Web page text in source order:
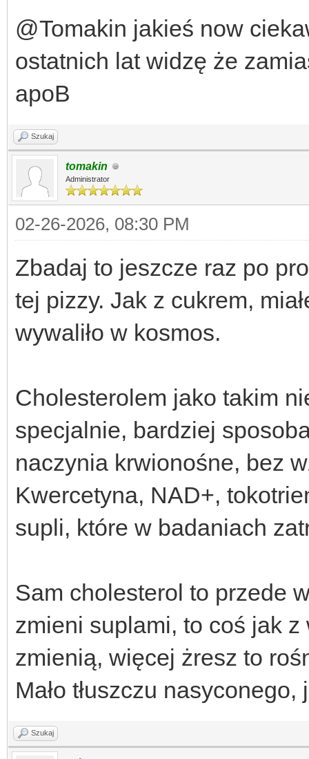
@Tomakin jakieś now
ostatnich lat widzę że
apoB
Szukaj
tomakin
Administrator
02-26-2026, 08:30 PM
Zbadaj to jeszcze raz po
tej pizzy. Jak z cukrem,
wywaliło w kosmos.
Cholesterolem jako takim
specjalnie, bardziej
naczynia krwionośne, bez
Kwercetyna, NAD+,
supli, które w badaniach
Sam cholesterol to przede
zmieni suplami, to coś jak z
zmienią, więcej żresz to
Mało tłuszczu
Szukaj